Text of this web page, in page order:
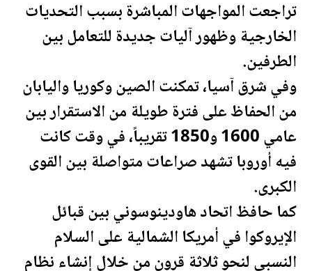
تراجعت المواجهات المباشرة بسبب التحديات
الخارجية وظهور آليات جديدة للتعامل بين
الطرفين.
وفي شرق آسيا، تمكنت الصين وكوريا واليابان
من الحفاظ على فترة طويلة من الاستقرار بين
عامي 1600 و1850 تقريباً، في وقت كانت
فيه أوروبا تشهد صراعات متواصلة بين القوى
الكبرى.
كما حافظ اتحاد هاودينوسوني بين قبائل
الإيروكوا في أمريكا الشمالية على السلام
النسبي لنحو ثلاثة قرون من خلال إنشاء نظام